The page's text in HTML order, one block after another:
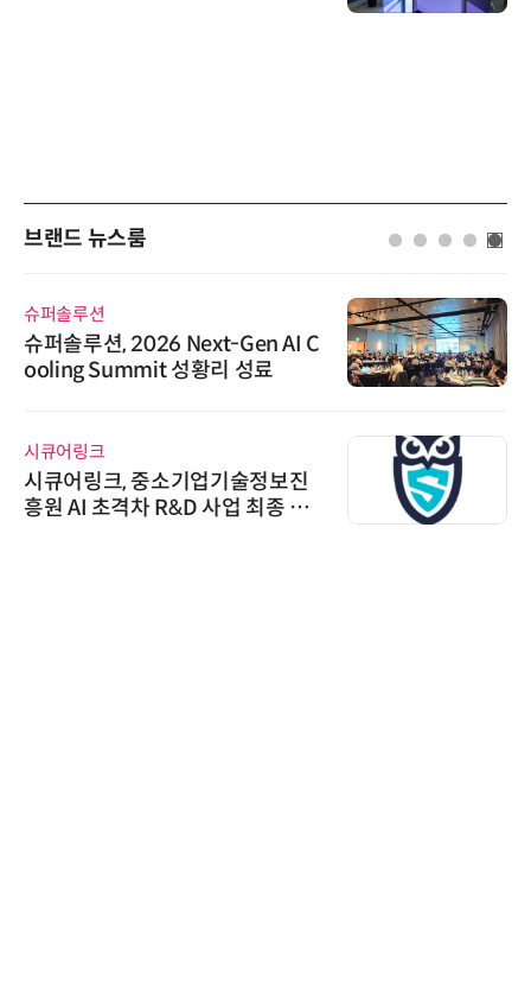
브랜드 뉴스룸
슈퍼솔루션
슈퍼솔루션, 2026 Next-Gen AI C
ooling Summit 성황리 성료
시큐어링크
시큐어링크, 중소기업기술정보진
흥원 AI 초격차 R&D 사업 최종 선